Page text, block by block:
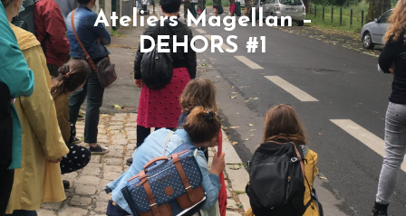
Ateliers Magellan –
DEHORS #1